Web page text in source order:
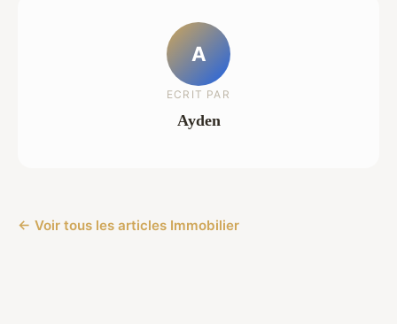
A
ECRIT PAR
Ayden
← Voir tous les articles Immobilier